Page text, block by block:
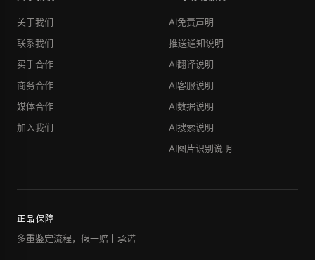
关于我们
联系我们
买手合作
商务合作
媒体合作
加入我们
AI免责声明
推送通知说明
AI翻译说明
AI客服说明
AI数据说明
AI搜索说明
AI图片识别说明
正品保障
多重鉴定流程，假一赔十承诺